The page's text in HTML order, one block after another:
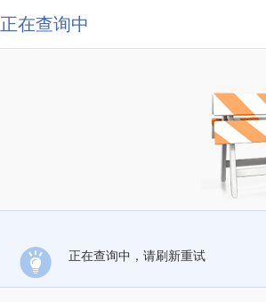
正在查询中
正在查询中，请刷新重试